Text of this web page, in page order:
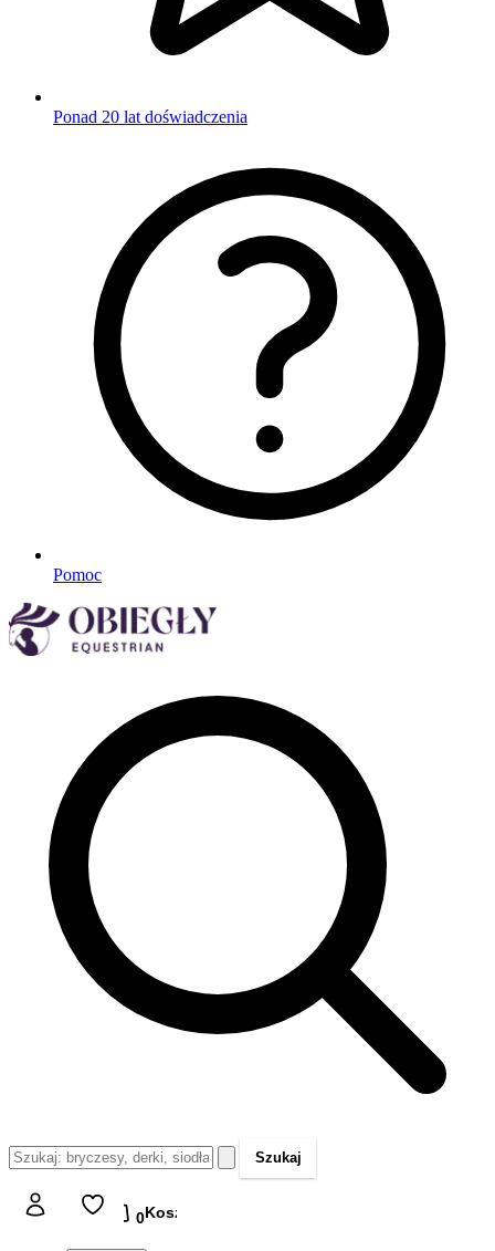
Ponad 20 lat doświadczenia
Pomoc
Szukaj
Koszyk 0Koszyk